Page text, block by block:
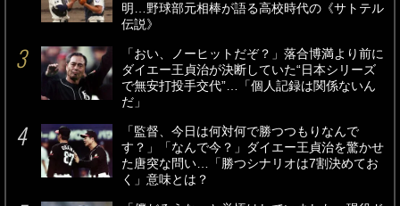
明…野球部元相棒が語る高校時代の《サトテル
伝説》
「おい、ノーヒットだぞ？」落合博満より前に
ダイエー王貞治が決断していた“日本シリーズ
で無安打投手交代”…「個人記録は関係ないん
だ」
「監督、今日は何対何で勝つつもりなんで
す？」「なんで今？」ダイエー王貞治を驚かせ
た唐突な問い…「勝つシナリオは7割決めてお
く」意味とは？